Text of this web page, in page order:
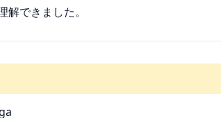
できました。